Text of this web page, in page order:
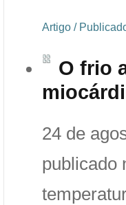
Artigo /
O frio
24 de
publicado